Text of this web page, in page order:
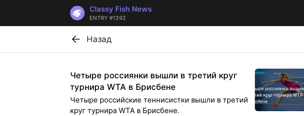
Classy Fish News
ENTRY #1392
Назад
Четыре россиянки вышли в третий круг
турнира WTA в Брисбене
Четыре российские теннисистки вышли в третий
круг турнира WTA в Брисбене.